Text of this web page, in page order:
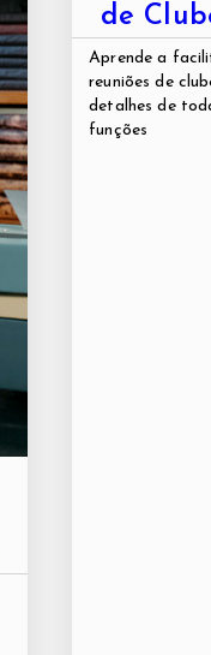
de
Aprende a
reuniões de
detalhes de
funções